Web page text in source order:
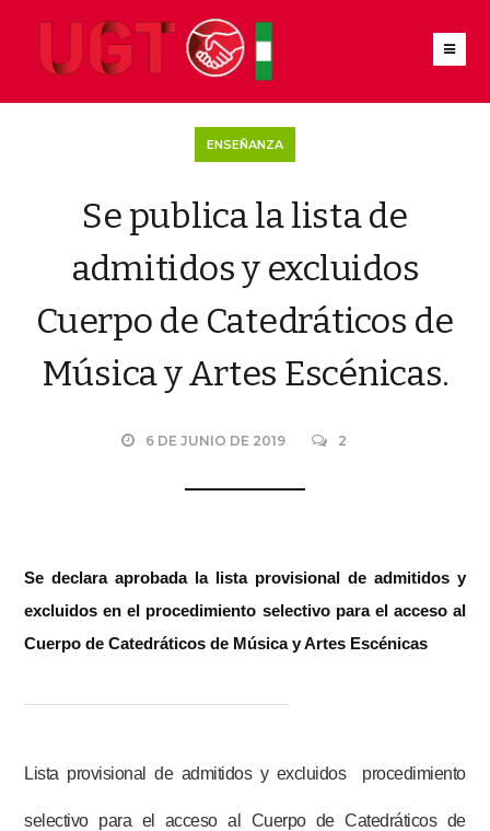
ENSEÑANZA
Se publica la lista de
admitidos y excluidos
Cuerpo de Catedráticos de
Música y Artes Escénicas.
6 DE JUNIO DE 2019 2
Se declara aprobada la lista provisional de admitidos y
excluidos en el procedimiento selectivo para el acceso al
Cuerpo de Catedráticos de Música y Artes Escénicas
Lista provisional de admitidos y excluidos procedimiento
selectivo para el acceso al Cuerpo de Catedráticos de